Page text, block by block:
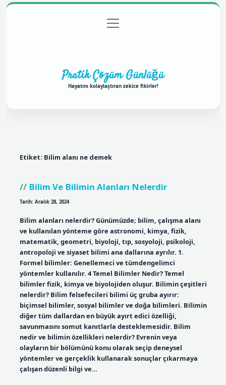
Gizlilik Politikası
menüyü
aç
Pratik Çözüm Günlüğü
Hayatını kolaylaştıran zekice fikirler!
Etiket: Bilim alanı ne demek
Bilim Ve Bilimin Alanları Nelerdir
Tarih: Aralık 28, 2024
Bilim alanları nelerdir? Günümüzde; bilim, çalışma alanı
ve kullanılan yönteme göre astronomi, kimya, fizik,
matematik, geometri, biyoloji, tıp, sosyoloji, psikoloji,
antropoloji ve siyaset bilimi ana dallarına ayrılır. 1.
Formel bilimler: Genellemeci ve tümdengelimci
yöntemler kullanılır. 4 Temel Bilimler Nedir? Temel
bilimler fizik, kimya ve biyolojiden oluşur. Bilimin çeşitleri
nelerdir? Bilim felsefecileri bilimi üç gruba ayırır:
biçimsel bilimler, sosyal bilimler ve doğa bilimleri. Bilimin
diğer tüm dallardan en büyük ayırt edici özelliği,
savunmasını somut kanıtlarla desteklemesidir. Bilim
nedir ve bilimin özellikleri nelerdir? Evrenin veya
olayların bir bölümünü konu olarak seçip deneysel
yöntemler ve gerçeklik kullanarak sonuçlar çıkarmaya
çalışan düzenli bilgi ve…